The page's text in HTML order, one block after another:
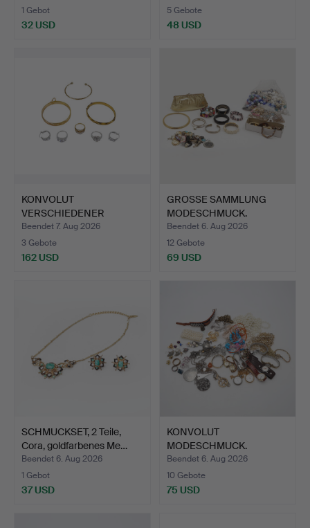
1 Gebot
32 USD
5 Gebote
48 USD
KONVOLUT
VERSCHIEDENER
SCHMUCKSTÜCKE.
Beendet 7. Aug 2026
3 Gebote
162 USD
GROSSE SAMMLUNG
MODESCHMUCK.
Beendet 6. Aug 2026
12 Gebote
69 USD
SCHMUCKSET, 2 Teile,
Cora, goldfarbenes Me…
Beendet 6. Aug 2026
1 Gebot
37 USD
KONVOLUT
MODESCHMUCK.
Beendet 6. Aug 2026
10 Gebote
75 USD